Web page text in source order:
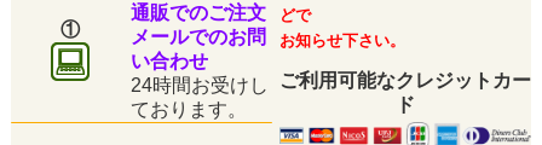
①
通販でのご注文
メールでのお問
い合わせ
24時間お受けし
ております。
どで
お知らせ下さい。
ご利用可能なクレジットカー
ド